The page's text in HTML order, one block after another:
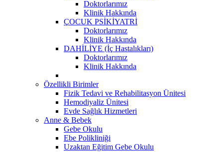
Doktorlarımız
Klinik Hakkında
ÇOCUK PSİKİYATRİ
Doktorlarımız
Klinik Hakkında
DAHİLİYE (İç Hastalıkları)
Doktorlarımız
Klinik Hakkında
Özellikli Birimler
Fizik Tedavi ve Rehabilitasyon Ünitesi
Hemodiyaliz Ünitesi
Evde Sağlık Hizmetleri
Anne & Bebek
Gebe Okulu
Ebe Polikliniği
Uzaktan Eğitim Gebe Okulu